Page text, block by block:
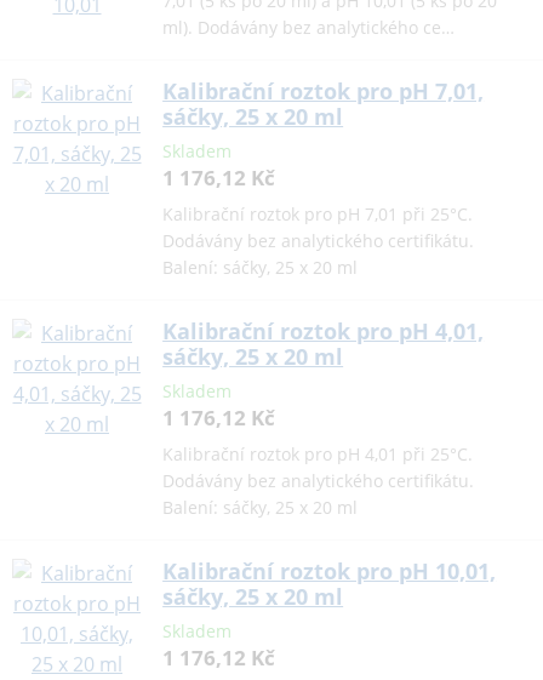
ml). Dodávány bez analytického ce…
Kalibrační roztok pro pH 7,01,
sáčky, 25 x 20 ml
Skladem
1 176,12 Kč
Kalibrační roztok pro pH 7,01 při 25°C.
Dodávány bez analytického certifikátu.
Balení: sáčky, 25 x 20 ml
Kalibrační roztok pro pH 4,01,
sáčky, 25 x 20 ml
Skladem
1 176,12 Kč
Kalibrační roztok pro pH 4,01 při 25°C.
Dodávány bez analytického certifikátu.
Balení: sáčky, 25 x 20 ml
Kalibrační roztok pro pH 10,01,
sáčky, 25 x 20 ml
Skladem
1 176,12 Kč